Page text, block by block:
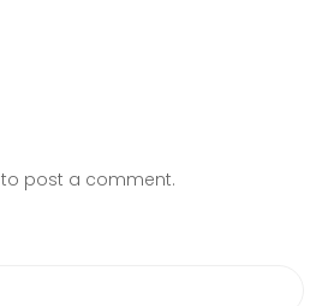
to post a comment.